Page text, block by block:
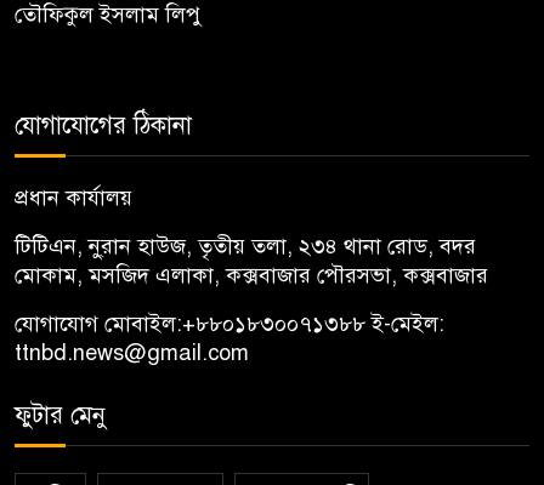
তৌফিকুল ইসলাম লিপু
যোগাযোগের ঠিকানা
প্রধান কার্যালয়
টিটিএন, নু্রান হাউজ, তৃতীয় তলা, ২৩৪ থানা রোড, বদর
মোকাম, মসজিদ এলাকা, কক্সবাজার পৌরসভা, কক্সবাজার
যোগাযোগ মোবাইল:+৮৮০১৮৩০০৭১৩৮৮ই-মেইল:
ttnbd.news@gmail.com
ফুটার মেনু